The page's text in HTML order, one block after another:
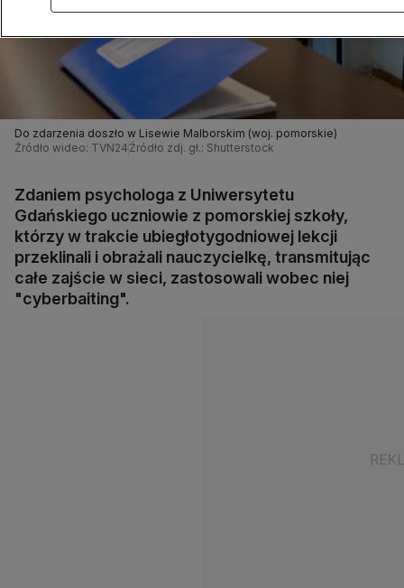
Do zdarzenia doszło w Lisewie Malborskim (woj. pomorskie)
Źródło wideo: TVN24 Źródło zdj. gł.: Shutterstock
Zdaniem psychologa z Uniwersytetu
Gdańskiego uczniowie z pomorskiej szkoły,
którzy w trakcie ubiegłotygodniowej lekcji
przeklinali i obrażali nauczycielkę, transmitując
całe zajście w sieci, zastosowali wobec niej
"cyberbaiting".